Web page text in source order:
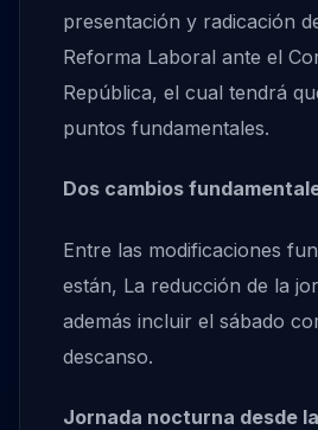
presentación y radicación
Reforma Laboral ante el
República, el cual tendrá
puntos fundamentales.
Dos cambios
Entre las modificaciones
están, La reducción de la
además incluir el sábado
descanso.
Jornada nocturna desde